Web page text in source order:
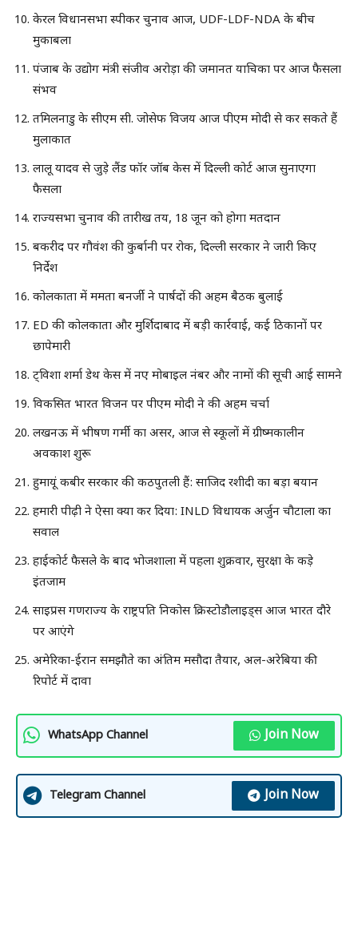
केरल विधानसभा स्पीकर चुनाव आज, UDF-LDF-NDA के बीच
मुकाबला
पंजाब के उद्योग मंत्री संजीव अरोड़ा की जमानत याचिका पर आज फैसला
संभव
तमिलनाडु के सीएम सी. जोसेफ विजय आज पीएम मोदी से कर सकते हैं
मुलाकात
लालू यादव से जुड़े लैंड फॉर जॉब केस में दिल्ली कोर्ट आज सुनाएगा
फैसला
राज्यसभा चुनाव की तारीख तय, 18 जून को होगा मतदान
बकरीद पर गौवंश की कुर्बानी पर रोक, दिल्ली सरकार ने जारी किए
निर्देश
कोलकाता में ममता बनर्जी ने पार्षदों की अहम बैठक बुलाई
ED की कोलकाता और मुर्शिदाबाद में बड़ी कार्रवाई, कई ठिकानों पर
छापेमारी
ट्विशा शर्मा डेथ केस में नए मोबाइल नंबर और नामों की सूची आई सामने
विकसित भारत विजन पर पीएम मोदी ने की अहम चर्चा
लखनऊ में भीषण गर्मी का असर, आज से स्कूलों में ग्रीष्मकालीन
अवकाश शुरू
हुमायूं कबीर सरकार की कठपुतली हैं: साजिद रशीदी का बड़ा बयान
हमारी पीढ़ी ने ऐसा क्या कर दिया: INLD विधायक अर्जुन चौटाला का
सवाल
हाईकोर्ट फैसले के बाद भोजशाला में पहला शुक्रवार, सुरक्षा के कड़े
इंतजाम
साइप्रस गणराज्य के राष्ट्रपति निकोस क्रिस्टोडौलाइड्स आज भारत दौरे
पर आएंगे
अमेरिका-ईरान समझौते का अंतिम मसौदा तैयार, अल-अरेबिया की
रिपोर्ट में दावा
WhatsApp Channel Join Now
Telegram Channel Join Now